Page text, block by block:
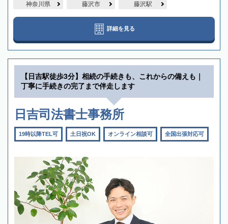
神奈川県 藤沢市 藤沢駅
詳細を見る
【日吉駅徒歩3分】相続の手続きも、これからの備えも｜
丁寧に手続きの完了まで伴走します
日吉司法書士事務所
19時以降TEL可 土日祝OK オンライン相談可 全国出張対応可